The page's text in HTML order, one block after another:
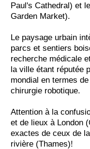
Paul's Cathedral) et
Garden Market).
Le paysage urbain
parcs et sentiers
recherche médicale
la ville étant réputée
mondial en termes
chirurgie robotique.
Attention à la
et de lieux à London
exactes de ceux de
rivière (Thames)!